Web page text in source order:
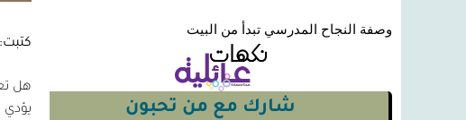
وصفة النجاح المدرسي تبدأ من البيت
شارك مع من تحبون
هل
يؤدي